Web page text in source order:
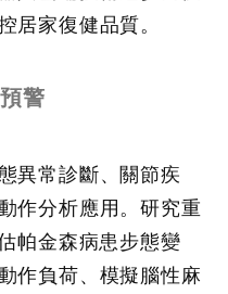
居家復健品質。
警
異常診斷、關節疾
作分析應用。研究重
帕金森病患步態變
作負荷、模擬腦性麻